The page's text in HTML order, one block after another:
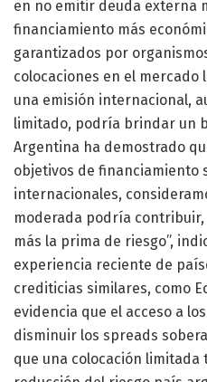
en no emitir deuda externa
financiamiento más
garantizados por
colocaciones en el mercado
una emisión internacional,
limitado, podría brindar un
Argentina ha demostrado
objetivos de financiamiento
internacionales,
moderada podría
más la prima de riesgo”,
experiencia reciente de
crediticias similares, como
evidencia que el acceso a
disminuir los spreads
que una colocación